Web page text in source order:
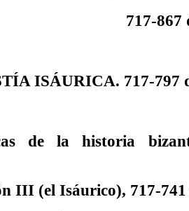
717-867
ISÁURICA. 717-797
de la historia
III (el Isáurico), 717-